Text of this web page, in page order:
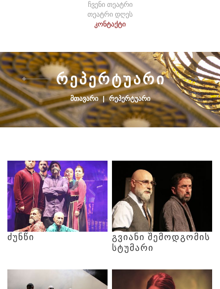
ჩვენი თეატრი
თეატრი დღეს
კონტაქტი
ᲠᲔᲞᲔᲠᲢᲣᲐᲠᲘ
ᲛᲗᲐᲕᲐᲠᲘ | ᲠᲔᲞᲔᲠᲢᲣᲐᲠᲘ
ᲫᲣᲜᲬᲘ ᲒᲕᲘᲐᲜᲘ ᲨᲔᲛᲝᲓᲒᲝᲛᲘᲡ
ᲡᲢᲣᲛᲐᲠᲘ